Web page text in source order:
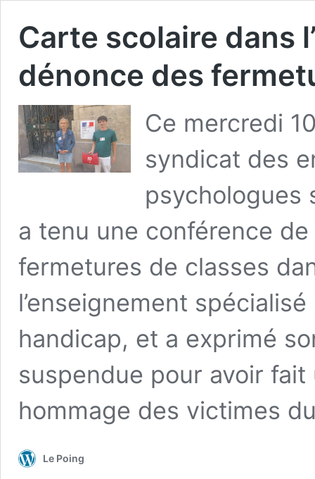
Carte scolaire dans
dénonce des
Ce mercredi
syndicat des
psychologues
a tenu une conférence
fermetures de classes
l’enseignement
handicap, et a exprimé
suspendue pour avoir
hommage des victimes
Le Poing